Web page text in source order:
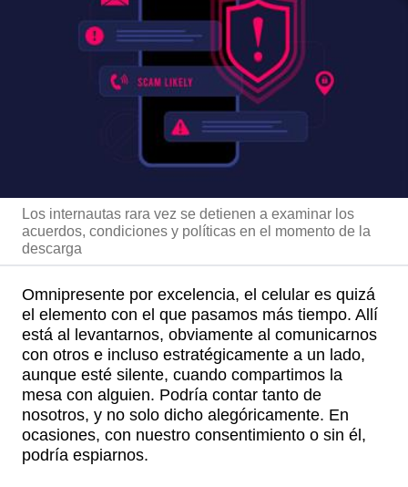
Los internautas rara vez se detienen a examinar los
acuerdos, condiciones y políticas en el momento de la
descarga
Omnipresente por excelencia, el celular es quizá
el elemento con el que pasamos más tiempo. Allí
está al levantarnos, obviamente al comunicarnos
con otros e incluso estratégicamente a un lado,
aunque esté silente, cuando compartimos la
mesa con alguien. Podría contar tanto de
nosotros, y no solo dicho alegóricamente. En
ocasiones, con nuestro consentimiento o sin él,
podría espiarnos.